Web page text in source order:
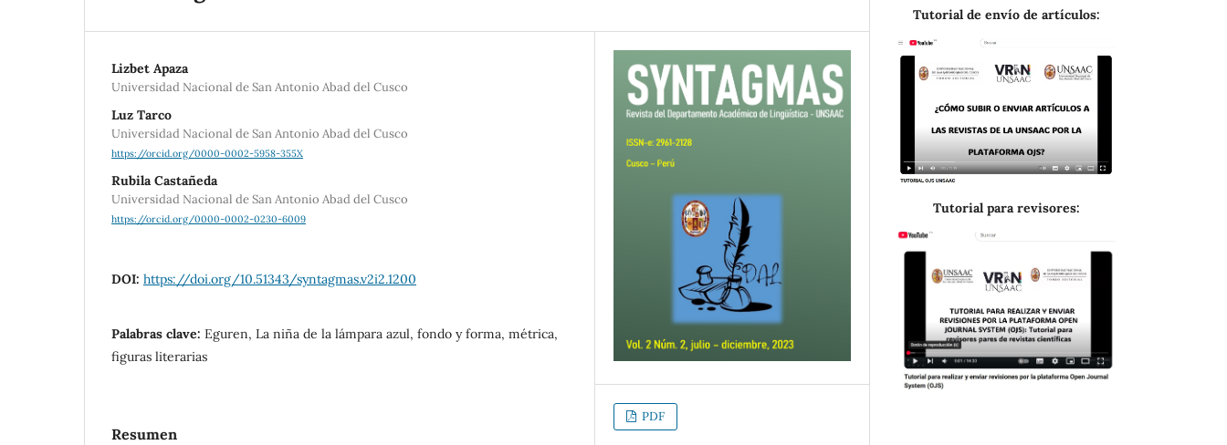
Lizbet Apaza
Universidad Nacional de San Antonio Abad del Cusco
Luz Tarco
Universidad Nacional de San Antonio Abad del Cusco
https://orcid.org/0000-0002-5958-355X
Rubila Castañeda
Universidad Nacional de San Antonio Abad del Cusco
https://orcid.org/0000-0002-0230-6009
DOI: https://doi.org/10.51343/syntagmas.v2i2.1200
Palabras clave: Eguren, La niña de la lámpara azul, fondo y forma, métrica,
figuras literarias
Resumen
PDF
Tutorial de envío de artículos:
Tutorial para revisores: